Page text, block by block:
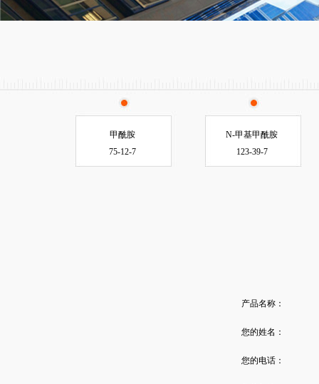
甲酰胺
75-12-7
N-甲基甲酰胺
123-39-7
产品名称：
您的姓名：
您的电话：